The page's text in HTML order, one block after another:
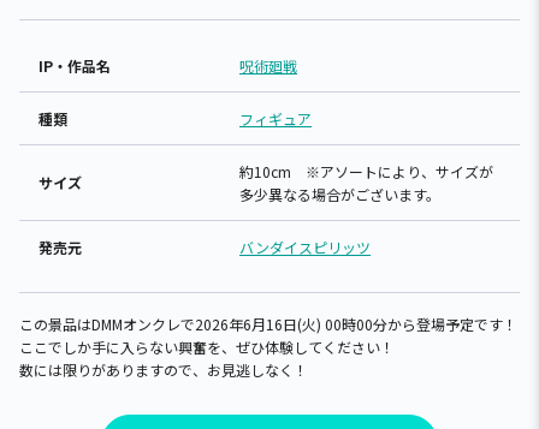
IP・作品名 呪術廻戦
種類 フィギュア
サイズ
約10cm ※アソートにより、サイズが
多少異なる場合がございます。
発売元 バンダイスピリッツ
この景品はDMMオンクレで2026年6月16日(火) 00時00分から登場予定です！
ここでしか手に入らない興奮を、ぜひ体験してください！
数には限りがありますので、お見逃しなく！